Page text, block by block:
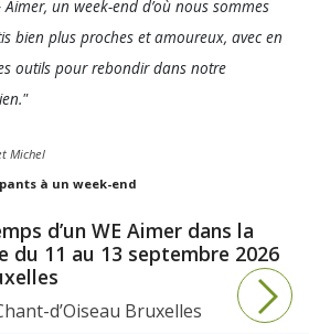
Aimer, un week-end d’où nous sommes
bien plus proches et amoureux, avec en
outils pour rebondir dans notre
Michel
à un week-end
d’un WE Aimer dans la
du 11 au 13 septembre 2026
d’Oiseau Bruxelles